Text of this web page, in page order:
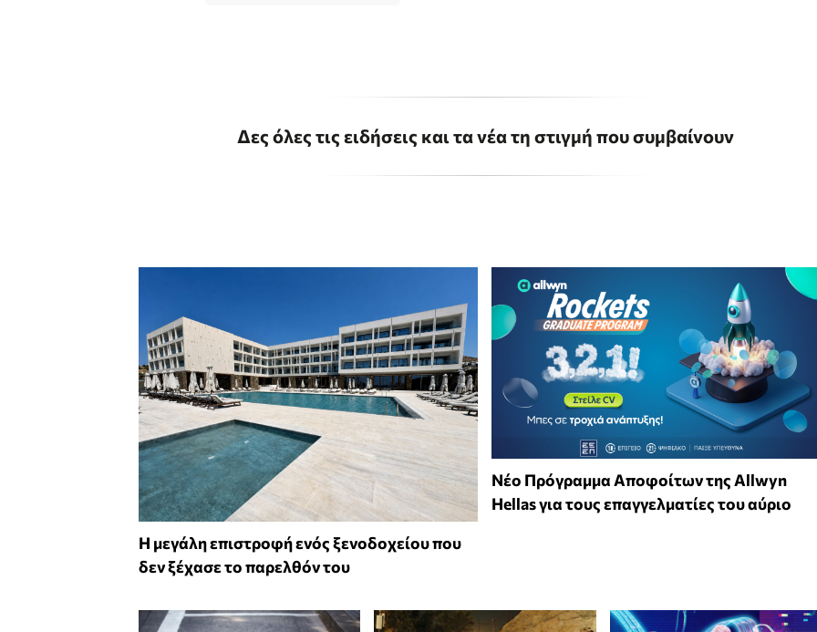
Δες όλες τις ειδήσεις και τα νέα τη στιγμή που συμβαίνουν
Η μεγάλη επιστροφή ενός ξενοδοχείου που
δεν ξέχασε το παρελθόν του
Νέο Πρόγραμμα Αποφοίτων της Allwyn
Hellas για τους επαγγελματίες του αύριο